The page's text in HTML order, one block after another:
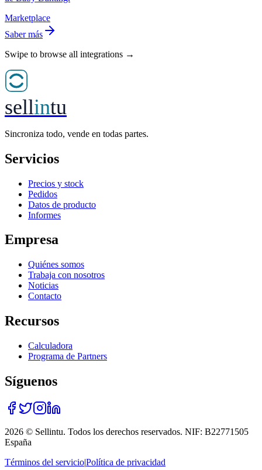
Marketplace
Saber más
Swipe to browse all integrations →
sellintu
Sincroniza todo, vende en todas partes.
Servicios
Precios y stock
Pedidos
Datos de producto
Informes
Empresa
Quiénes somos
Trabaja con nosotros
Noticias
Contacto
Recursos
Calculadora
Programa de Partners
Síguenos
2026 © Sellintu. Todos los derechos reservados. NIF: B22771505
España
Términos del servicio|Política de privacidad